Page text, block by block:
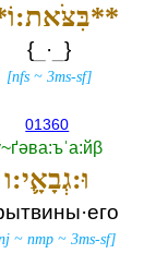
**בִּצֹּאת:וֹ**
{‎ · _‎}
[nfs ~3ms-sf]
01360
וּ:גְבָאָ֛י:ו
~nmp ~3ms-sf]